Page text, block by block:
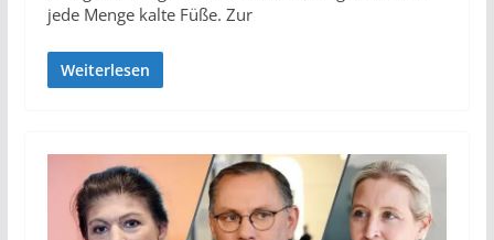
jede Menge kalte Füße. Zur
Weiterlesen